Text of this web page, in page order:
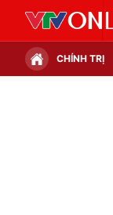
CHÍNH TRỊ